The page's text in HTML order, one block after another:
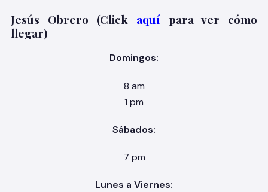
Jesús Obrero (Click aquí para ver cómo
llegar)
Domingos:
8 am
1 pm
Sábados:
7 pm
Lunes a Viernes: